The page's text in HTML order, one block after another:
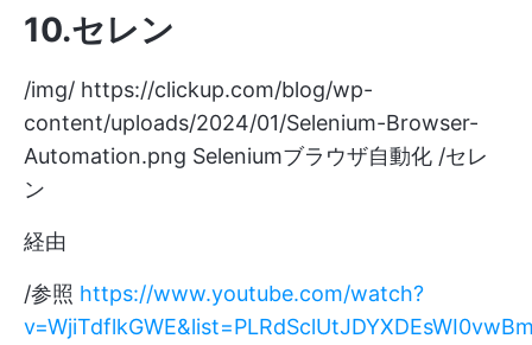
10.セレン
/img/ https://clickup.com/blog/wp-
content/uploads/2024/01/Selenium-Browser-
Automation.png Seleniumブラウザ自動化 /セレ
ン
経由
/参照 https://www.youtube.com/watch?